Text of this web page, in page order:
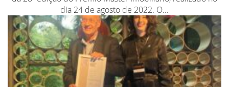
dia 24 de agosto de 2022. O...